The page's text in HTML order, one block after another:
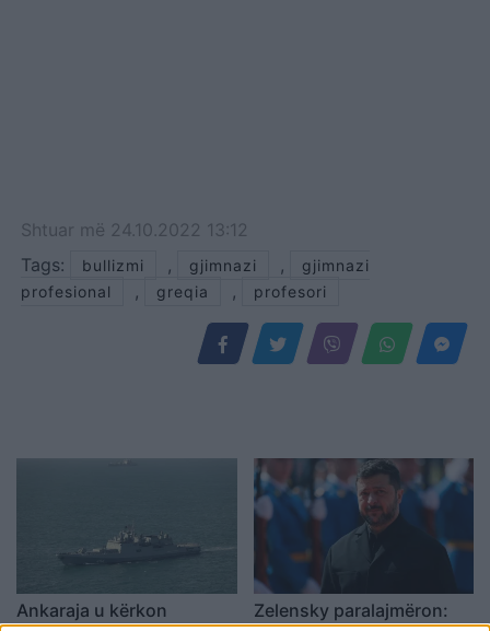
Shtuar më 24.10.2022 13:12
Tags:
bullizmi , gjimnazi ,
gjimnazi
profesional
, greqia , profesori
Ankaraja u kërkon
Zelensky paralajmëron: